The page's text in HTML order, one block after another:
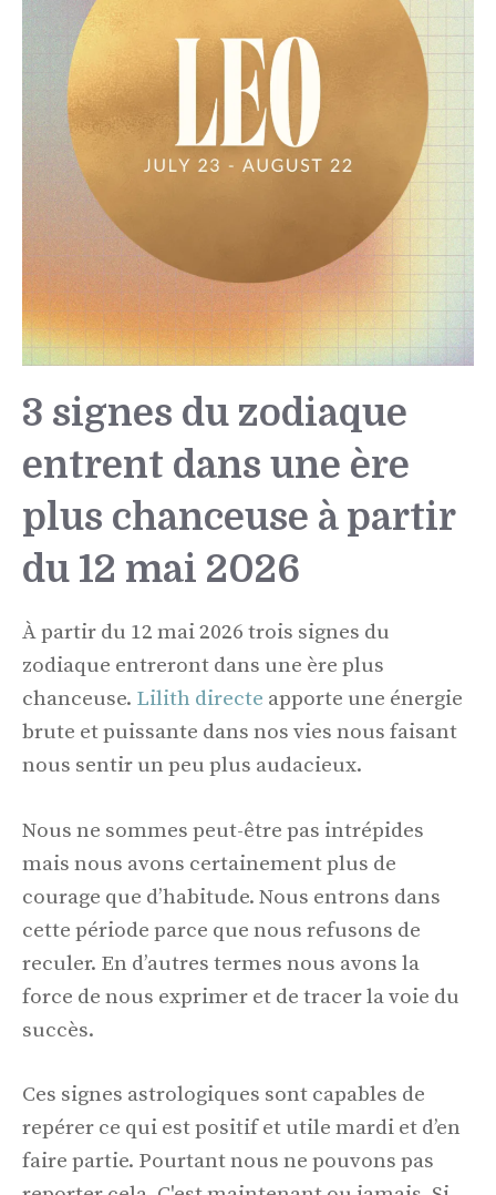
3 signes du zodiaque
entrent dans une ère
plus chanceuse à partir
du 12 mai 2026
À partir du 12 mai 2026 trois signes du
zodiaque entreront dans une ère plus
chanceuse. Lilith directe apporte une énergie
brute et puissante dans nos vies nous faisant
nous sentir un peu plus audacieux.
Nous ne sommes peut-être pas intrépides
mais nous avons certainement plus de
courage que d’habitude. Nous entrons dans
cette période parce que nous refusons de
reculer. En d’autres termes nous avons la
force de nous exprimer et de tracer la voie du
succès.
Ces signes astrologiques sont capables de
repérer ce qui est positif et utile mardi et d’en
faire partie. Pourtant nous ne pouvons pas